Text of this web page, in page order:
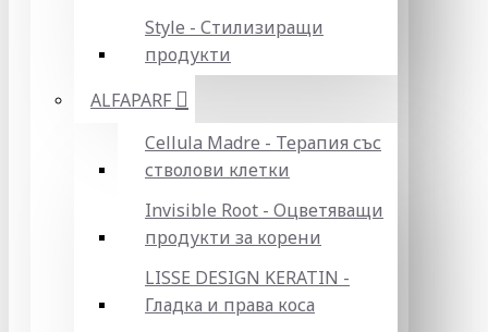
Style - Стилизиращи
продукти
ALFAPARF
Cellula Madre - Терапия със
стволови клетки
Invisible Root - Оцветяващи
продукти за корени
LISSE DESIGN KERATIN -
Гладка и права коса